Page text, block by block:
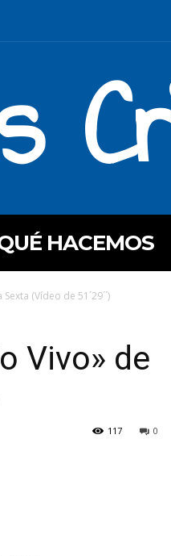
HACEMOS
(Vídeo de 51´29´´)
Vivo» de
0
117